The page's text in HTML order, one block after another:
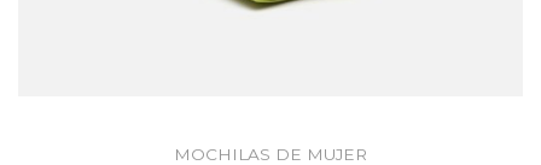
MOCHILAS DE MUJER